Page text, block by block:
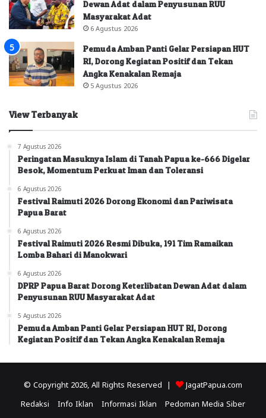
Dewan Adat dalam Penyusunan RUU
Masyarakat Adat
6 Agustus 2026
Pemuda Amban Panti Gelar Persiapan HUT
RI, Dorong Kegiatan Positif dan Tekan
Angka Kenakalan Remaja
5 Agustus 2026
View Terbanyak
7 Agustus 2026
Peringatan Masuknya Islam di Tanah Papua ke-666 Digelar
Besok, Momentum Perkuat Iman dan Toleransi
6 Agustus 2026
Festival Raimuti 2026 Dorong Ekonomi dan Pariwisata
Papua Barat
6 Agustus 2026
Festival Raimuti 2026 Resmi Dibuka, 191 Tim Ramaikan
Lomba Bahari di Manokwari
6 Agustus 2026
DPRP Papua Barat Dorong Keterlibatan Dewan Adat dalam
Penyusunan RUU Masyarakat Adat
5 Agustus 2026
Pemuda Amban Panti Gelar Persiapan HUT RI, Dorong
Kegiatan Positif dan Tekan Angka Kenakalan Remaja
© Copyright 2026, All Rights Reserved | JagatPapua.com
Redaksi Info Iklan Informasi Iklan Pedoman Media Siber